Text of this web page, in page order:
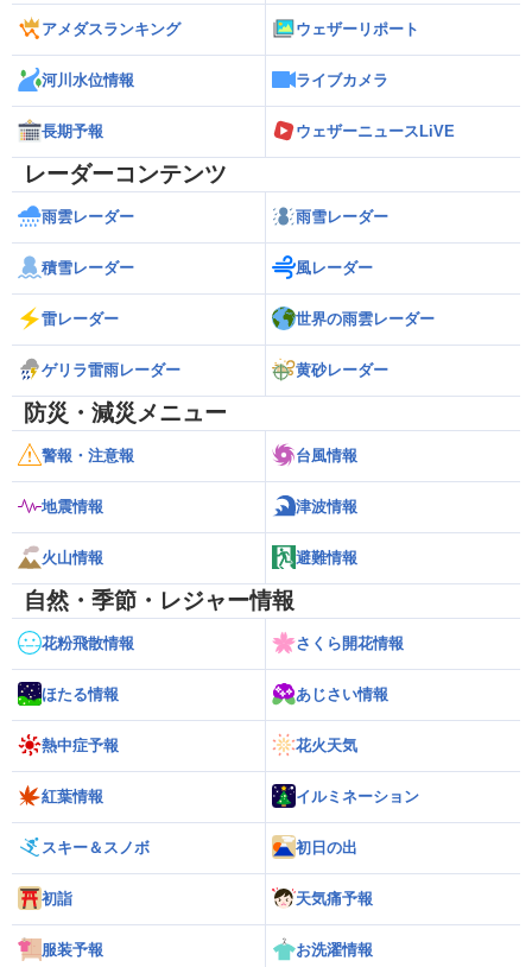
アメダスランキング ウェザーリポート
河川水位情報 ライブカメラ
長期予報 ウェザーニュースLiVE
レーダーコンテンツ
雨雲レーダー 雨雪レーダー
積雪レーダー 風レーダー
雷レーダー 世界の雨雲レーダー
ゲリラ雷雨レーダー 黄砂レーダー
防災・減災メニュー
警報・注意報 台風情報
地震情報 津波情報
火山情報 避難情報
自然・季節・レジャー情報
花粉飛散情報 さくら開花情報
ほたる情報 あじさい情報
熱中症予報 花火天気
紅葉情報 イルミネーション
スキー＆スノボ 初日の出
初詣 天気痛予報
服装予報 お洗濯情報